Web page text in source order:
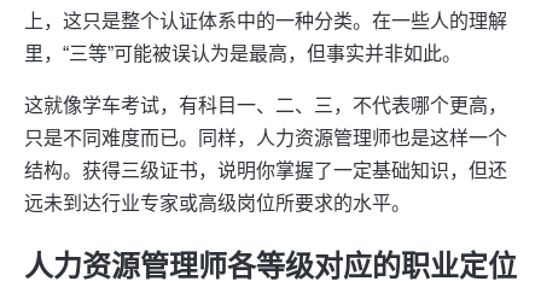
上，这只是整个认证体系中的一种分类。在一些人的理解
里，“三等”可能被误认为是最高，但事实并非如此。
这就像学车考试，有科目一、二、三，不代表哪个更高，
只是不同难度而已。同样，人力资源管理师也是这样一个
结构。获得三级证书，说明你掌握了一定基础知识，但还
远未到达行业专家或高级岗位所要求的水平。
人力资源管理师各等级对应的职业定位